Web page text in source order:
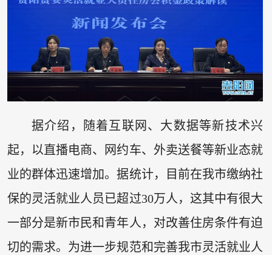
据介绍，随着互联网、大数据等新技术兴
起，以直播电商、网约车、外卖送餐等新业态就
业的群体迅速增加。据统计，目前在我市缴纳社
保的灵活就业人员已超过30万人，这其中有很大
一部分是新市民和青年人，对改善住房条件有迫
切的需求。为进一步规范和完善我市灵活就业人